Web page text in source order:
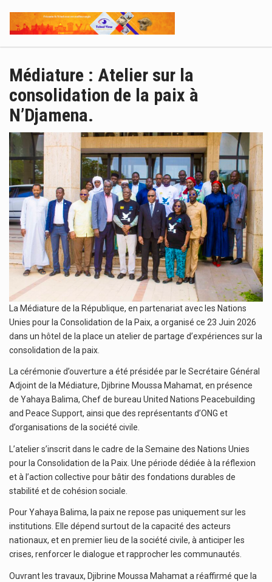
Médiature : Atelier sur la
consolidation de la paix à
N’Djamena.
La Médiature de la République, en partenariat avec les Nations
Unies pour la Consolidation de la Paix, a organisé ce 23 Juin 2026
dans un hôtel de la place un atelier de partage d’expériences sur la
consolidation de la paix.
La cérémonie d’ouverture a été présidée par le Secrétaire Général
Adjoint de la Médiature, Djibrine Moussa Mahamat, en présence
de Yahaya Balima, Chef de bureau United Nations Peacebuilding
and Peace Support, ainsi que des représentants d’ONG et
d’organisations de la société civile.
L’atelier s’inscrit dans le cadre de la Semaine des Nations Unies
pour la Consolidation de la Paix. Une période dédiée à la réflexion
et à l’action collective pour bâtir des fondations durables de
stabilité et de cohésion sociale.
Pour Yahaya Balima, la paix ne repose pas uniquement sur les
institutions. Elle dépend surtout de la capacité des acteurs
nationaux, et en premier lieu de la société civile, à anticiper les
crises, renforcer le dialogue et rapprocher les communautés.
Ouvrant les travaux, Djibrine Moussa Mahamat a réaffirmé que la